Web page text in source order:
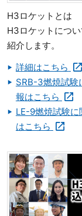
H3ロケットとは
H3ロケットにつ
紹介します。
詳細はこちら
SRB-3燃焼試験
報はこちら
LE-9燃焼試験に
はこちら